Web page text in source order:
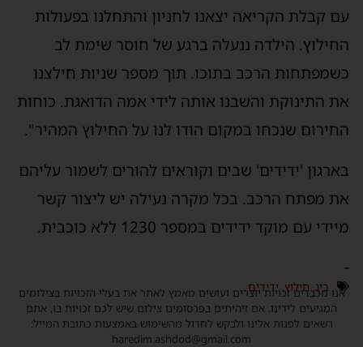
עם קבלת הקריאה יצאנו לחניון והתחלנו בפעולות
החילוץ. הילדה ננעלה ברגע של חוסר שימת לב
כשמפתחות הרכב בתוכו. תוך מספר שניות חילצנו
את התינוקת והשבנו אותה לידי אמהּ הדואגת. כוחות
החירום שנכחו במקום הודו לנו על החילוץ המהיר".
בארגון 'ידידים' שבים וקוראים להורים לשמור עליהם
את מפתח הרכב. בכל מקרה נעילה יש ליצור קשר
מיידי עם מוקד ידידים במספר 1230 ללא כוכבית.
-
ביג,חילוץ,ידידים
אנו מכבדים זכויות יוצרים ועושים מאמץ לאתר את בעלי הזכויות בצילומים
המגיעים לידינו. אם זיהיתים בפרסומינו צילום שיש לכם זכויות בו, אתם
רשאים לפנות אלינו ולבקש לחדול מהשימוש באמצעות כתובת המייל:
haredim.ashdod@gmail.com